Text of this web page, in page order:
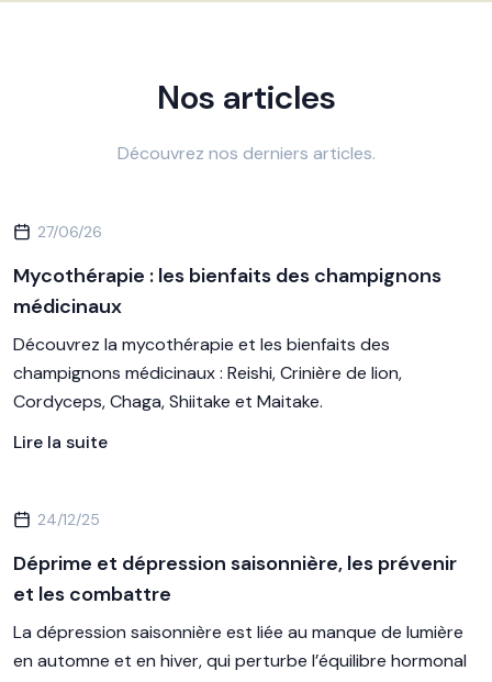
Nos articles
Découvrez nos derniers articles.
27/06/26
Mycothérapie : les bienfaits des champignons
médicinaux
Découvrez la mycothérapie et les bienfaits des
champignons médicinaux : Reishi, Crinière de lion,
Cordyceps, Chaga, Shiitake et Maitake.
Lire la suite
24/12/25
Déprime et dépression saisonnière, les prévenir
et les combattre
La dépression saisonnière est liée au manque de lumière
en automne et en hiver, qui perturbe l’équilibre hormonal